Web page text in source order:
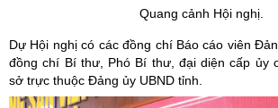
Quang cảnh Hội nghị.
Dự Hội nghị có các đồng chí Báo cáo viên
đồng chí Bí thư, Phó Bí thư, đại diện cấp ủy
sở trực thuộc Đảng ủy UBND tỉnh.